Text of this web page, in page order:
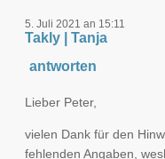
5. Juli 2021 an 15:11
Takly | Tanja
antworten
Lieber Peter,
vielen Dank für den
fehlenden Angaben,